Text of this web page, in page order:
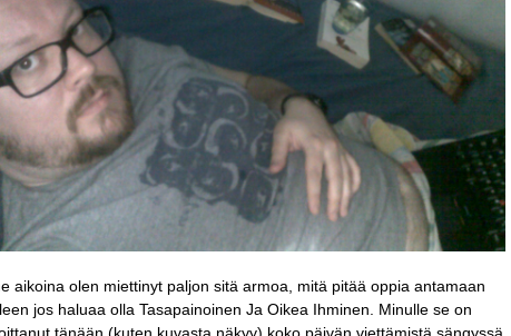
aikoina olen miettinyt paljon sitä armoa, mitä pitää oppia antamaan
jos haluaa olla Tasapainoinen Ja Oikea Ihminen. Minulle se on